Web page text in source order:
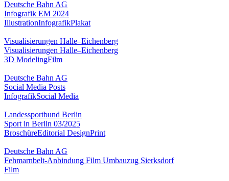
Deutsche Bahn AG
Infografik EM 2024
IllustrationInfografikPlakat
Visualisierungen Halle–Eichenberg
Visualisierungen Halle–Eichenberg
3D ModelingFilm
Deutsche Bahn AG
Social Media Posts
InfografikSocial Media
Landessportbund Berlin
Sport in Berlin 03/2025
BroschüreEditorial DesignPrint
Deutsche Bahn AG
Fehmarnbelt-Anbindung Film Umbauzug Sierksdorf
Film